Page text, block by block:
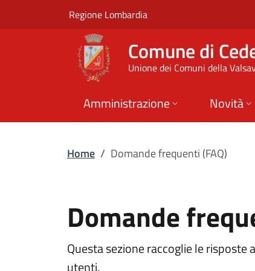
Vai al contenuto principale
Domande
Regione Lombardia
Comune di
Unione dei Comuni della
Amministrazione Novità
Home / Domande frequenti (FAQ)
Domande
Questa sezione raccoglie le